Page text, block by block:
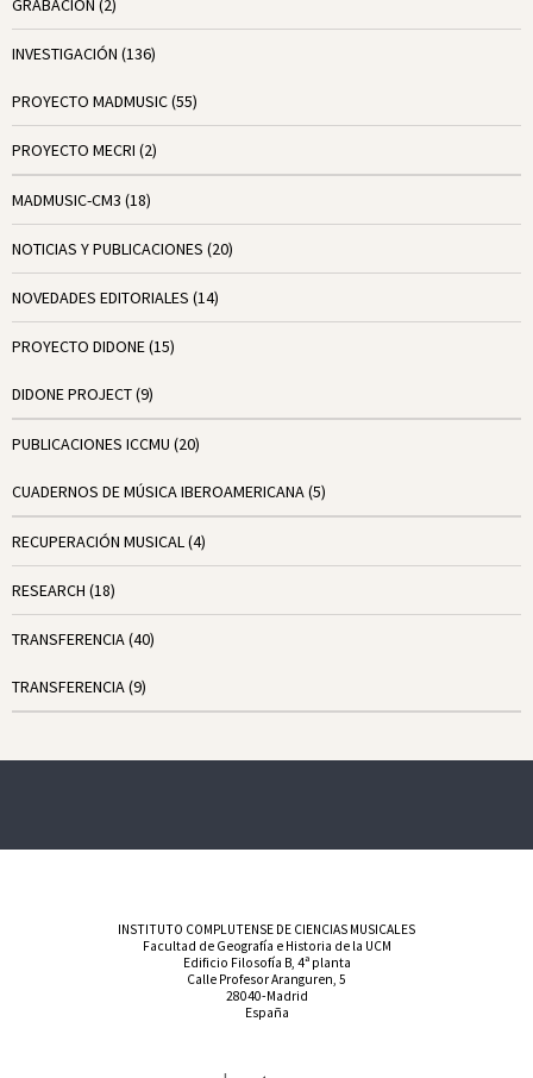
GRABACIÓN (2)
INVESTIGACIÓN (136)
PROYECTO MADMUSIC(55)
PROYECTO MECRI (2)
MADMUSIC-CM3 (18)
NOTICIAS Y PUBLICACIONES (20)
NOVEDADES EDITORIALES (14)
PROYECTO DIDONE(15)
DIDONE PROJECT(9)
PUBLICACIONES ICCMU (20)
CUADERNOS DE MÚSICA IBEROAMERICANA(5)
RECUPERACIÓN MUSICAL(4)
RESEARCH (18)
TRANSFERENCIA(40)
TRANSFERENCIA(9)
INSTITUTO COMPLUTENSE DE CIENCIAS MUSICALES
Facultad de Geografía e Historia de la UCM
Edificio Filosofía B, 4ª planta
Calle Profesor Aranguren, 5
28040-Madrid
España